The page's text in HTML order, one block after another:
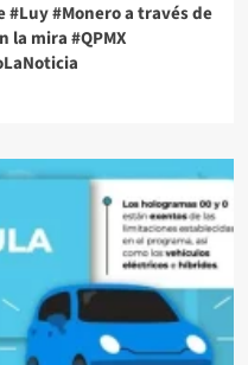
#Monero a través de
la mira #QPMX